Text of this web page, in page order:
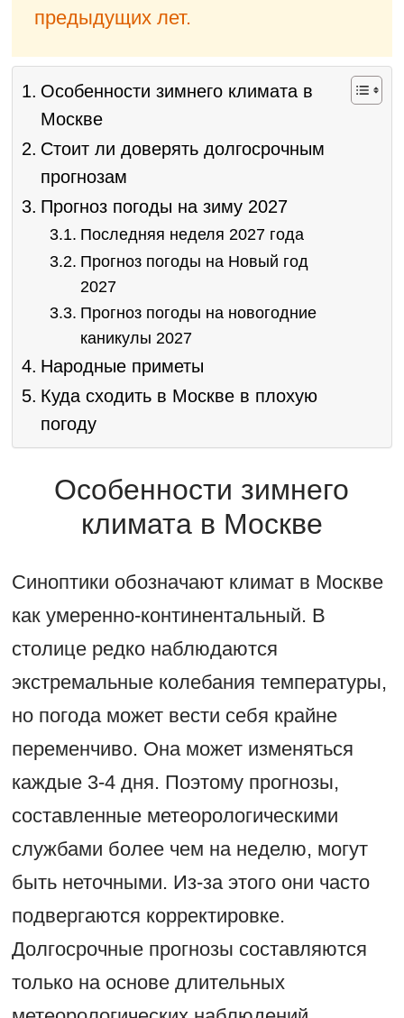
предыдущих лет.
Особенности зимнего климата в
Москве
Стоит ли доверять долгосрочным
прогнозам
Прогноз погоды на зиму 2027
Последняя неделя 2027 года
Прогноз погоды на Новый год
2027
Прогноз погоды на новогодние
каникулы 2027
Народные приметы
Куда сходить в Москве в плохую
погоду
Особенности зимнего
климата в Москве
Синоптики обозначают климат в Москве
как умеренно-континентальный. В
столице редко наблюдаются
экстремальные колебания температуры,
но погода может вести себя крайне
переменчиво. Она может изменяться
каждые 3-4 дня. Поэтому прогнозы,
составленные метеорологическими
службами более чем на неделю, могут
быть неточными. Из-за этого они часто
подвергаются корректировке.
Долгосрочные прогнозы составляются
только на основе длительных